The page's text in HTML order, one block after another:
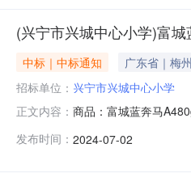
(兴宁市兴城中心小学)富
中标｜中标通知 广东省｜梅
招标单位： 兴宁市兴城中心小学
正文内容： 商品：富城蓝奔马
发布时间： 2024-07-02